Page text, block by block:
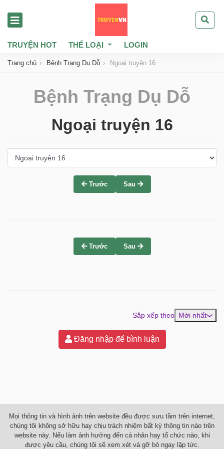
TRUYỆN HOT THỂ LOẠI LOGIN
Trang chủ Bệnh Trạng Dụ Dỗ Ngoại truyện 16
Bệnh Trạng Dụ Dỗ
Ngoại truyện 16
Trước Sau
Trước Sau
Sắp xếp theo Mới nhất
Đăng nhập để bình luận
Mọi thông tin và hình ảnh trên website đều được sưu tầm trên internet,
chúng tôi không sở hữu hay chịu trách nhiệm bất kỳ thông tin nào trên
website này. Nếu làm ảnh hưởng đến cá nhân hay tổ chức nào, khi
được yêu cầu, chúng tôi sẽ xem xét và gỡ bỏ ngay lập tức.